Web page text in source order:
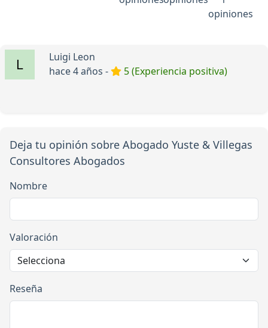
opiniones
Luigi Leon
hace 4 años -
5 (Experiencia positiva)
Deja tu opinión sobre Abogado Yuste & Villegas
Consultores Abogados
Nombre
Valoración
Reseña